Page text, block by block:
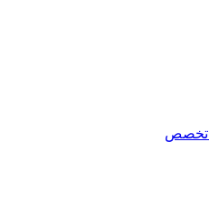
تخصص